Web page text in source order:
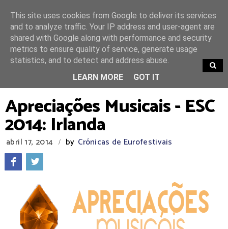
TRENDING
Apreciações Musicais - ESC
2014: Irlanda
abril 17, 2014 / by Crónicas de Eurofestivais
This site uses cookies from Google to deliver its services
and to analyze traffic. Your IP address and user-agent are
shared with Google along with performance and security
metrics to ensure quality of service, generate usage
statistics, and to detect and address abuse.
LEARN MORE
GOT IT